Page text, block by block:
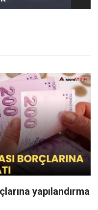
yapılandırma